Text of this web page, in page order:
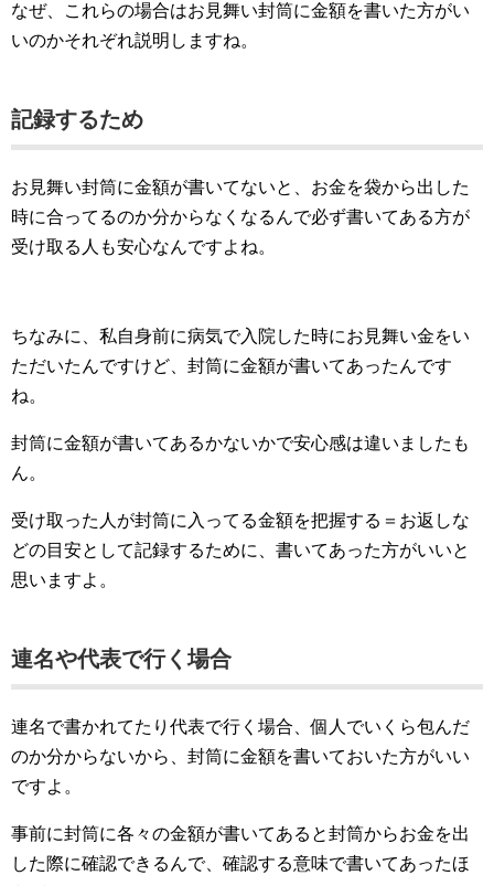
なぜ、これらの場合はお見舞い封筒に金額を書いた方がい
いのかそれぞれ説明しますね。
記録するため
お見舞い封筒に金額が書いてないと、お金を袋から出した
時に合ってるのか分からなくなるんで必ず書いてある方が
受け取る人も安心なんですよね。
ちなみに、私自身前に病気で入院した時にお見舞い金をい
ただいたんですけど、封筒に金額が書いてあったんです
ね。
封筒に金額が書いてあるかないかで安心感は違いましたも
ん。
受け取った人が封筒に入ってる金額を把握する＝お返しな
どの目安として記録するために、書いてあった方がいいと
思いますよ。
連名や代表で行く場合
連名で書かれてたり代表で行く場合、個人でいくら包んだ
のか分からないから、封筒に金額を書いておいた方がいい
ですよ。
事前に封筒に各々の金額が書いてあると封筒からお金を出
した際に確認できるんで、確認する意味で書いてあったほ